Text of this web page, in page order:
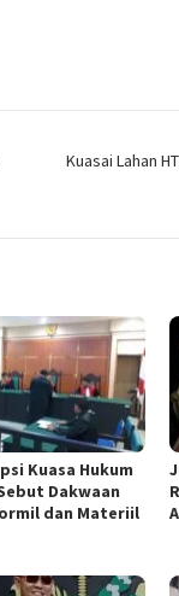
Kuasai Lahan
Kuasa Hukum
Dakwaan
dan Materiil